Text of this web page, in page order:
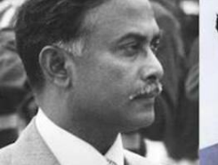
பங்களாதேஷ்
சுதந்திரத்தை
ஷேக்
அல்ல; ஜியாவுர்
ரஹ்மான்தான்;
புத்தகத்தில்